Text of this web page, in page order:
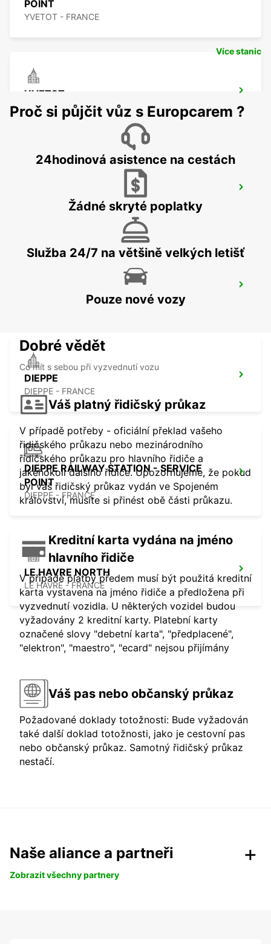
POINT
YVETOT - FRANCE
YVETOT
YVETOT - FRANCE
EVREUX RAILWAY STATION - SERVICE
EVREUX - FRANCE
EVREUX - FRANCE
DIEPPE
DIEPPE - FRANCE
DIEPPE RAILWAY STATION - SERVICE
POINT
DIEPPE - FRANCE
LE HAVRE NORTH
LE HAVRE - FRANCE
Více stanic
Proč si půjčit vůz s Europcarem ?
24hodinová asistence na cestách
Žádné skryté poplatky
Služba 24/7 na většině velkých letišť
Pouze nové vozy
Dobré vědět
Co mít s sebou při vyzvednutí vozu
Váš platný řidičský průkaz
V případě potřeby - oficiální překlad vašeho
řidičského průkazu nebo mezinárodního
řidičského průkazu pro hlavního řidiče a
jakéhokoli dalšího řidiče. Upozorňujeme, že pokud
byl váš řidičský průkaz vydán ve Spojeném
království, musíte si přinést obě části průkazu.
Kreditní karta vydána na jméno
hlavního řidiče
V případě platby předem musí být použitá kreditní
karta vystavena na jméno řidiče a předložena při
vyzvednutí vozidla. U některých vozidel budou
vyžadovány 2 kreditní karty. Platební karty
označené slovy "debetní karta", "předplacené",
"elektron", "maestro", "ecard" nejsou přijímány
Váš pas nebo občanský průkaz
Požadované doklady totožnosti: Bude vyžadován
také další doklad totožnosti, jako je cestovní pas
nebo občanský průkaz. Samotný řidičský průkaz
nestačí.
Naše aliance a partneři
Zobrazit všechny partnery